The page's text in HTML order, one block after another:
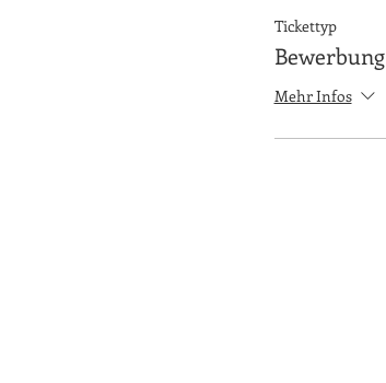
Tickettyp
Bewerbung
Mehr Infos